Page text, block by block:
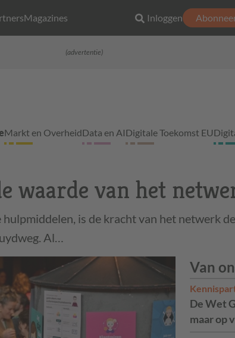
Magazines Inloggen
(advertentie)
Markt en OverheidData en AIDigitale Toekomst EU
waarde van het
is de kracht van het netwerk de
Al…
Van
De Wet
maar op